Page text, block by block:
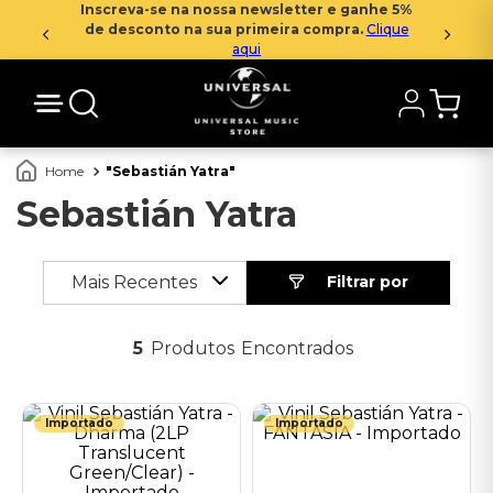
Inscreva-se na nossa newsletter e ganhe 5%
de desconto na sua primeira compra. Clique
aqui
Sebastián Yatra
Sebastián Yatra
Mais Recentes
5 Produtos
Importado Importado